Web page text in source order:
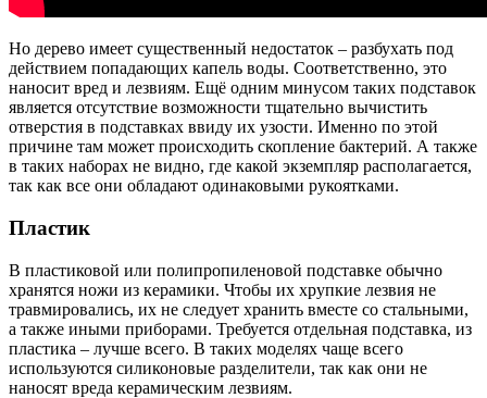
Но дерево имеет существенный недостаток – разбухать под
действием попадающих капель воды. Соответственно, это
наносит вред и лезвиям. Ещё одним минусом таких подставок
является отсутствие возможности тщательно вычистить
отверстия в подставках ввиду их узости. Именно по этой
причине там может происходить скопление бактерий. А также
в таких наборах не видно, где какой экземпляр располагается,
так как все они обладают одинаковыми рукоятками.
Пластик
В пластиковой или полипропиленовой подставке обычно
хранятся ножи из керамики. Чтобы их хрупкие лезвия не
травмировались, их не следует хранить вместе со стальными,
а также иными приборами. Требуется отдельная подставка, из
пластика – лучше всего. В таких моделях чаще всего
используются силиконовые разделители, так как они не
наносят вреда керамическим лезвиям.